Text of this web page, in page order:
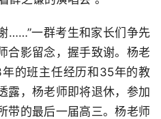
……”一群考生和家长们争先
合影留念，握手致谢。杨老
的班主任经历和35年的教
露，杨老师即将退休，参加
带的最后一届高三。杨老师